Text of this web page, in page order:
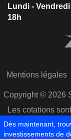
Lundi -
18h
Mentions légales
Copyright © 2026
Les cotations
Dès maintenant,
investissements de